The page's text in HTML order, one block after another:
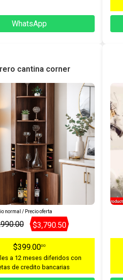
WhatsApp
cantina corner
normal / Precio oferta
$3,790.50
$399.0000
a 12 meses diferidos con
de credito bancarias